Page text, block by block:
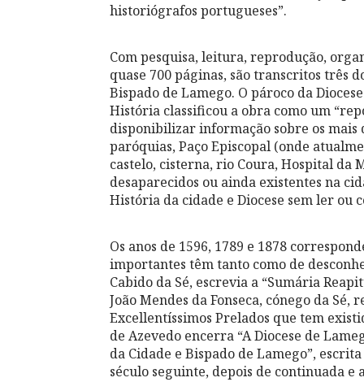
historiógrafos portugueses”.
Com pesquisa, leitura, reprodução,
quase 700 páginas, são transcritos três
Bispado de Lamego. O pároco da
História classificou a obra como um
disponibilizar informação sobre os mais
paróquias, Paço Episcopal (onde
castelo, cisterna, rio Coura, Hospital da
desaparecidos ou ainda existentes na
História da cidade e Diocese sem ler ou
Os anos de 1596, 1789 e 1878
importantes têm tanto como de
Cabido da Sé, escrevia a “Sumária
João Mendes da Fonseca, cónego da
Excellentíssimos Prelados que tem
de Azevedo encerra “A Diocese de
da Cidade e Bispado de Lamego”,
século seguinte, depois de continuada e